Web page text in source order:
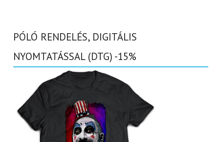
PÓLÓ RENDELÉS, DIGITÁLIS
NYOMTATÁSSAL (DTG) -15%